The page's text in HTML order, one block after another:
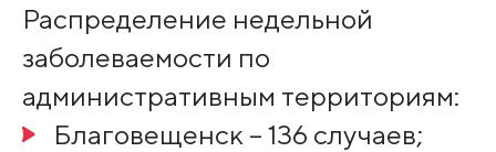
Распределение недельной
заболеваемости по
административным территориям:
Благовещенск – 136 случаев;